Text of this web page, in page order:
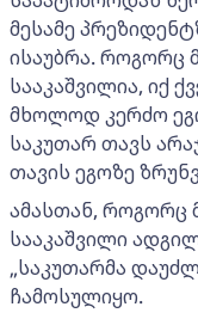
მესამე
ისაუბრა. როგორც
სააკაშვილია, იქ
მხოლოდ კერძო
საკუთარ თავს
თავის ეგოზე
ამასთან, როგორც
სააკაშვილი
„საკუთარმა
ჩამოსულიყო.